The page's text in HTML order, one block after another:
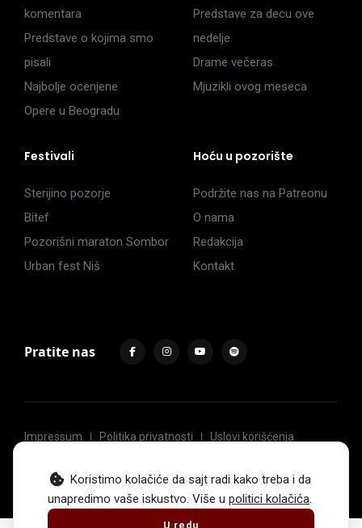
Koristimo kolačiće da sajt radi kako treba i da
unapredimo vaše iskustvo. Više u politici kolačića.
U redu
komentara
Predstave o kojima smo
pisali
Najbolje ocenjene
Opere u Beogradu
Predstave za decu ove
nedelje
Drame večeras
Mjuzikli ovog meseca
Festivali
Sterijino pozorje
Bitef
Pozorišni maraton Sombor
Urban fest Niš
Hoću u pozorište
Podržite nas na Patreonu
O nama
Redakcija
Kontakt
Pratite nas
Impressum Politika privatnosti
Uslovi korišćenja